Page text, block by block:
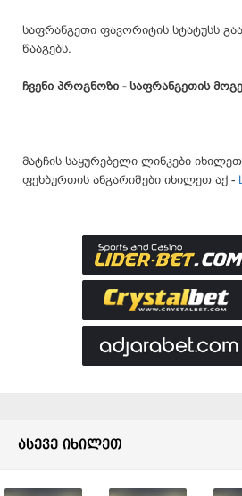
საფრანგეთი ფავორიტის სტატუსს
წააგებს.
ჩვენი პროგნოზი - საფრანგეთის
მატჩის საყურებელი ლინკები
ფეხბურთის ანგარიშები იხილეთ აქ -
ასევე იხილეთ